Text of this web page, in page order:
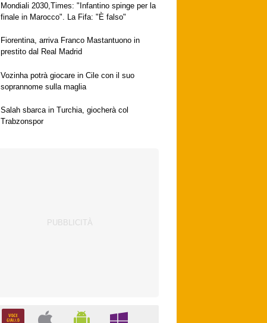
Mondiali 2030,Times: "Infantino spinge per la
finale in Marocco". La Fifa: "È falso"
Fiorentina, arriva Franco Mastantuono in
prestito dal Real Madrid
Vozinha potrà giocare in Cile con il suo
soprannome sulla maglia
Salah sbarca in Turchia, giocherà col
Trabzonspor